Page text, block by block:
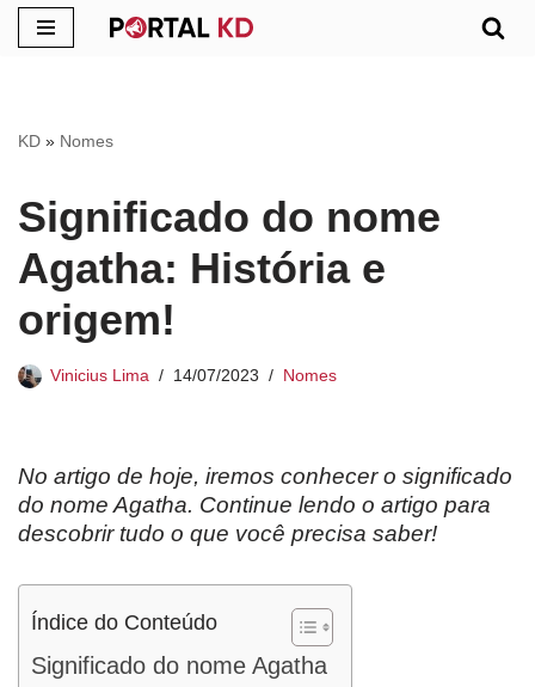
conteúdo
KD » Nomes
Significado do nome
Agatha: História e
origem!
Vinicius Lima 14/07/2023 Nomes
No artigo de hoje, iremos conhecer o significado
do nome Agatha. Continue lendo o artigo para
descobrir tudo o que você precisa saber!
Índice do Conteúdo
Significado do nome Agatha